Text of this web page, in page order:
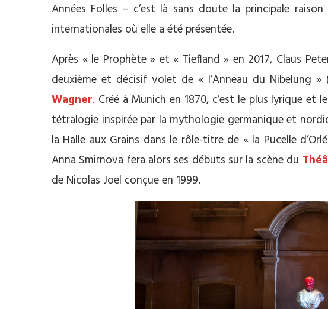
Années Folles – c’est là sans doute la principale
internationales où elle a été présentée.
Après « le Prophète » et « Tiefland » en 2017, Claus
deuxième et décisif volet de « l’Anneau du Nibelung »
Wagner. Créé à Munich en 1870, c’est le plus lyrique et
tétralogie inspirée par la mythologie germanique et
la Halle aux Grains dans le rôle-titre de « la Pucelle
Anna Smirnova fera alors ses débuts sur la scène du
de Nicolas Joel conçue en 1999.